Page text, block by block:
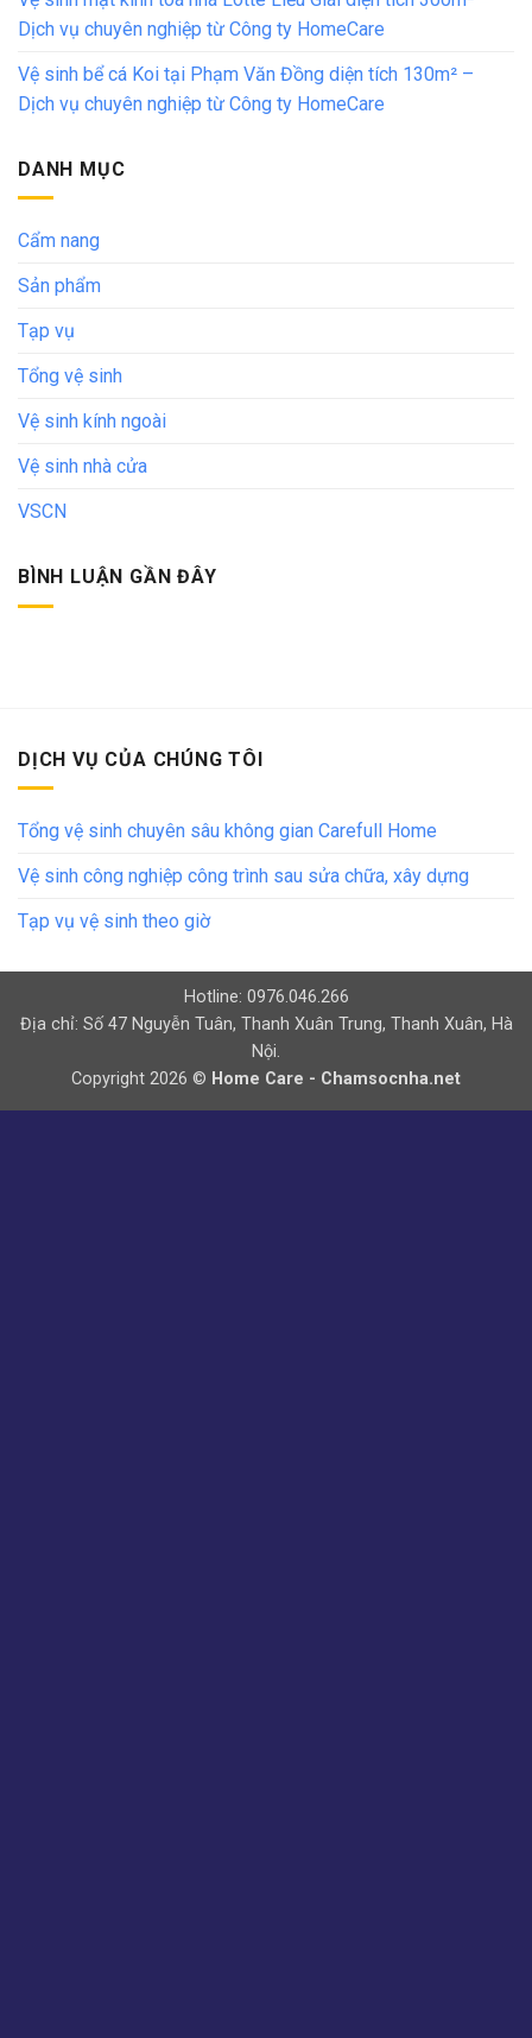
Dịch vụ chuyên nghiệp từ Công ty HomeCare
Vệ sinh bể cá Koi tại Phạm Văn Đồng diện tích 130m² –
Dịch vụ chuyên nghiệp từ Công ty HomeCare
DANH MỤC
Cẩm nang
Sản phẩm
Tạp vụ
Tổng vệ sinh
Vệ sinh kính ngoài
Vệ sinh nhà cửa
VSCN
BÌNH LUẬN GẦN ĐÂY
DỊCH VỤ CỦA CHÚNG TÔI
Tổng vệ sinh chuyên sâu không gian Carefull Home
Vệ sinh công nghiệp công trình sau sửa chữa, xây dựng
Tạp vụ vệ sinh theo giờ
Hotline: 0976.046.266
Địa chỉ: Số 47 Nguyễn Tuân, Thanh Xuân Trung, Thanh Xuân, Hà
Nội.
Copyright 2026 © Home Care - Chamsocnha.net